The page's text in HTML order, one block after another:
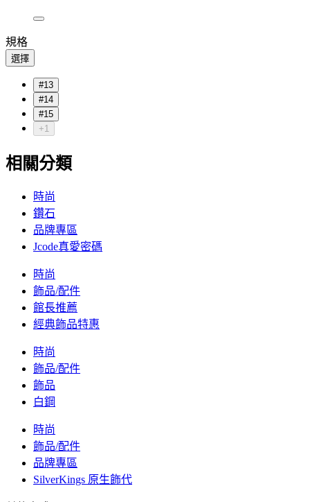
規格
選擇
#13
#14
#15
+1
相關分類
時尚
鑽石
品牌專區
Jcode真愛密碼
時尚
飾品/配件
館長推薦
經典飾品特惠
時尚
飾品/配件
飾品
白鋼
時尚
飾品/配件
品牌專區
SilverKings 原生飾代